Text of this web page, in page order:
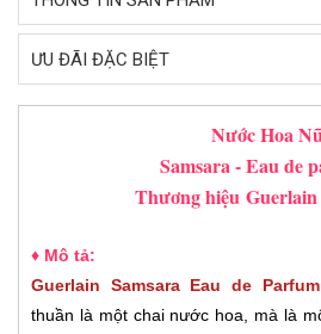
ƯU ĐÃI ĐẶC BIỆT
Nước Hoa
Samsara - Eau de
Thương hiệu Guerlain
♦ Mô tả:
Guerlain Samsara Eau de
thuần là một chai nước hoa, mà là